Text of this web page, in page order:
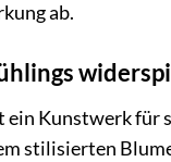
ab.
Kunstwerk für
stilisierten